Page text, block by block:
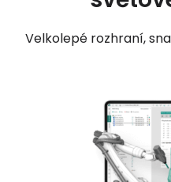
Velkolepé rozhraní,